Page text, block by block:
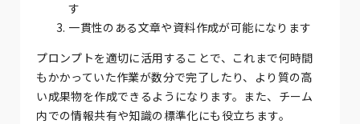
す
一貫性のある文章や資料作成が可能になります
プロンプトを適切に活用することで、これまで何時間
もかかっていた作業が数分で完了したり、より質の高
い成果物を作成できるようになります。また、チーム
内での情報共有や知識の標準化にも役立ちます。